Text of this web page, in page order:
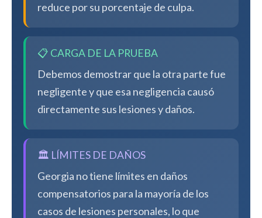
reduce por su porcentaje de culpa.
📋 CARGA DE LA PRUEBA
Debemos demostrar que la otra parte fue
negligente y que esa negligencia causó
directamente sus lesiones y daños.
🏛️ LÍMITES DE DAÑOS
Georgia no tiene límites en daños
compensatorios para la mayoría de los
casos de lesiones personales, lo que